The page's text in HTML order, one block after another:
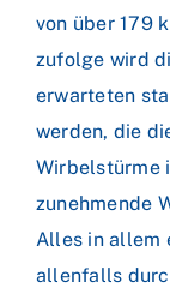
von über 179
zufolge wird
erwarteten
werden, die
Wirbelstürme
zunehmende
Alles in allem
allenfalls